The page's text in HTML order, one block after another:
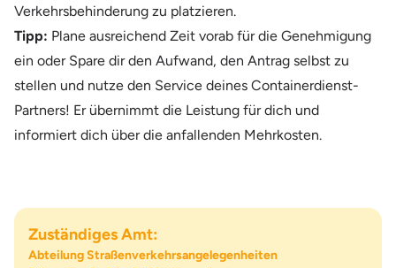
Verkehrsbehinderung zu platzieren.
Tipp: Plane ausreichend Zeit vorab für die Genehmigung
ein oder Spare dir den Aufwand, den Antrag selbst zu
stellen und nutze den Service deines Containerdienst-
Partners! Er übernimmt die Leistung für dich und
informiert dich über die anfallenden Mehrkosten.
Zuständiges Amt:
Abteilung Straßenverkehrsangelegenheiten